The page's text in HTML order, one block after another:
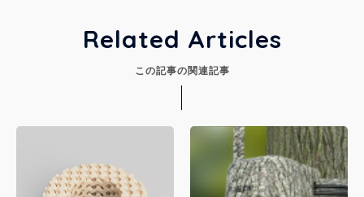
Related Articles
この記事の関連記事